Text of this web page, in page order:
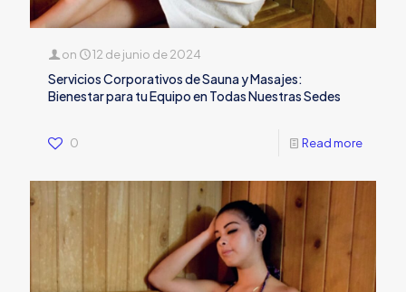
on 12 de junio de 2024
Servicios Corporativos de Sauna y Masajes:
Bienestar para tu Equipo en Todas Nuestras Sedes
0 Read more